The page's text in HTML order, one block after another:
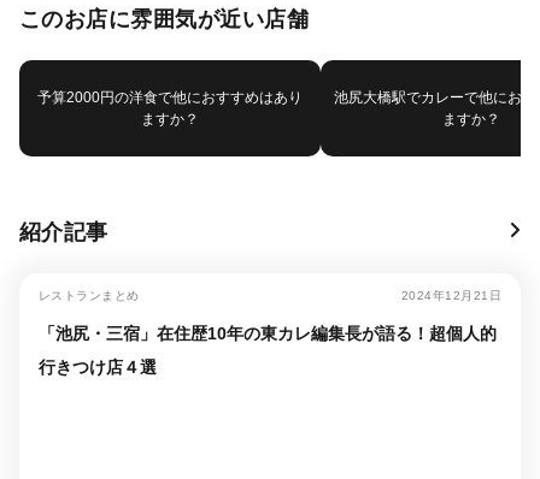
このお店に雰囲気が近い店舗
予算2000円の洋食で他におすすめはあり
ますか？
池尻大橋駅でカレーで他にお
ますか？
紹介記事
レストランまとめ 2024年12月21日
「池尻・三宿」在住歴10年の東カレ編集長が語る！超個人的
行きつけ店４選